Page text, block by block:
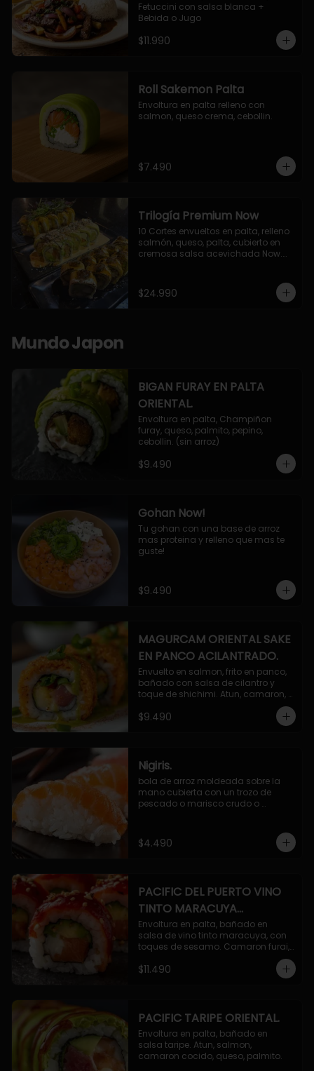
Fetuccini con salsa blanca +
Bebida o Jugo
$11.990
Roll Sakemon Palta
Envoltura en palta relleno con
salmon, queso crema, cebollin.
$7.490
Trilogía Premium Now
10 Cortes envueltos en palta, relleno
salmón, queso, palta, cubierto en
cremosa salsa acevichada Now.
palta, cubierto con topping de
chimichurri de la casa flambeado.
$24.990
Mundo Japon
BIGAN FURAY EN PALTA
ORIENTAL.
Envoltura en palta, Champiñon
furay, queso, palmito, pepino,
cebollin. (sin arroz)
$9.490
Gohan Now!
Tu gohan con una base de arroz
mas proteina y relleno que mas te
guste!
$9.490
MAGURCAM ORIENTAL SAKE
EN PANCO ACILANTRADO.
Envuelto en salmon, frito en panco,
bañado con salsa de cilantro y
toque de shichimi. Atun, camaron,
$9.490
Nigiris.
bola de arroz moldeada sobre la
mano cubierta con un trozo de
pescado o marisco crudo o
$4.490
PACIFIC DEL PUERTO VINO
TINTO MARACUYA
ORIENTAL.
Envoltura en palta, bañado en
salsa de vino tinto maracuya, con
toques de sesamo. Camaron furai,
$11.490
PACIFIC TARIPE ORIENTAL.
Envoltura en palta, bañado en
salsa taripe. Atun, salmon,
camaron cocido, queso, palmito.